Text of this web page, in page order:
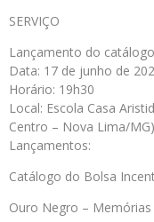
SERVIÇO
Lançamento do
Data: 17 de junho de
Horário: 19h30
Local: Escola Casa
Centro – Nova Lima/MG)
Lançamentos:
Catálogo do Bolsa
Ouro Negro –